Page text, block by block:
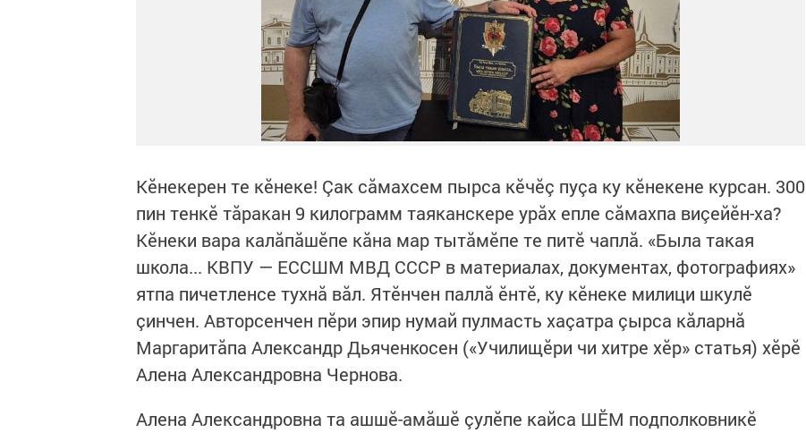
Кӗнекерен те кӗнеке! Çак сăмахсем пырса кӗчӗç пуçа ку кӗнекене курсан. 300
пин тенкӗ тăракан 9 килограмм таяканскере урăх епле сăмахпа виçейӗн-ха?
Кӗнеки вара калăпăшӗпе кăна мар тытăмӗпе те питӗ чаплă. «Была такая
школа... КВПУ — ЕССШМ МВД СССР в материалах, документах, фотографиях»
ятпа пичетленсе тухнă вăл. Ятӗнчен паллă ӗнтӗ, ку кӗнеке милици шкулӗ
çинчен. Авторсенчен пӗри эпир нумай пулмасть хаçатра çырса кăларнă
Маргаритăпа Александр Дьяченкосен («Училищӗри чи хитре хӗр» статья) хӗрӗ
Алена Александровна Чернова.
Алена Александровна та ашшӗ-амăшӗ çулӗпе кайса ШӖМ подполковникӗ